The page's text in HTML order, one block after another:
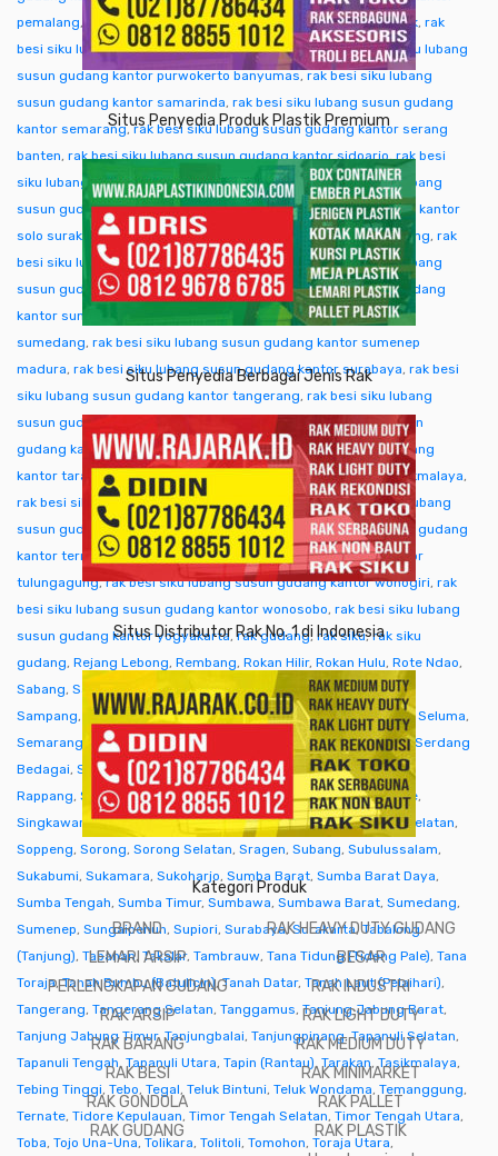
pemalang, rak besi siku lubang susun gudang kantor pontianak, rak
besi siku lubang susun gudang kantor purwakarta,rak besi siku lubang
susun gudang kantor purwokerto banyumas, rak besi siku lubang
susun gudang kantor samarinda, rak besi siku lubang susun gudang
kantor semarang,rak besi siku lubang susun gudang kantor serang
banten, rak besi siku lubang susun gudang kantor sidoarjo,rak besi
siku lubang susun gudang kantor singkawang,rak besi siku lubang
susun gudang kantor sofifi,rak besi siku lubang susun gudang kantor
solo surakarta,rak besi siku lubang susun gudang kantor sorong, rak
besi siku lubang susun gudang kantor subang,rak besi siku lubang
susun gudang kantor sukabumi,rak besi siku lubang susun gudang
kantor sumba ntt
rak besi siku lubang susun gudang kantor
sumedang, rak besi siku lubang susun gudang kantor sumenep
madura, rak besi siku lubang susun gudang kantor surabaya, rak besi
siku lubang susun gudang kantor tangerang, rak besi siku lubang
susun gudang kantor tangjung selor
rak besi siku lubang susun
gudang kantor tanjungpinang,rak besi siku lubang susun gudang
kantor tarakan, rak besi siku lubang susun gudang kantor tasikmalaya,
rak besi siku lubang susun gudang kantor tegal,rak besi siku lubang
susun gudang kantor temanggung,rak besi siku lubang susun gudang
kantor ternate tidore,rak besi siku lubang susun gudang kantor
tulungagung,rak besi siku lubang susun gudang kantor wonogiri, rak
besi siku lubang susun gudang kantor wonosobo, rak besi siku lubang
susun gudang kantor yogyakarta,rak gudang, rak siku,rak siku
gudang, Rejang Lebong, Rembang, Rokan Hilir, Rokan Hulu, Rote Ndao,
Sabang, Sabu Raijua ,Salatiga,Samarinda,Sambas,Samosir,
Sampang, Sanggau,Sarmi,Sarolangun,Sawahlunto,Sekadau,Seluma,
Semarang
Seram Bagian Barat Seram Bagian Timur,Serang,Serdang
Bedagai, Seruyan (Kuala Pembuang),Siak, Sibolga,Sidenreng
Rappang, Sidoarjo,Sigi,Sijunjung,Sikka,Simalungun,Simeulue,
Singkawang,Sinjai,Sintang,Situbondo,Sleman,Solok,Solok Selatan,
Soppeng, Sorong, Sorong Selatan, Sragen, Subang, Subulussalam,
Sukabumi, Sukamara, Sukoharjo, Sumba Barat, Sumba Barat Daya,
Sumba Tengah, Sumba Timur, Sumbawa, Sumbawa Barat, Sumedang,
Sumenep, Sungaipenuh, Supiori, Surabaya,Surakarta,Tabalong
(Tanjung), Tabanan, Takalar, Tambrauw, Tana Tidung (Tideng Pale), Tana
Toraja,Tanah Bumbu (Batulicin),Tanah Datar, Tanah Laut (Pelaihari),
Tangerang, Tangerang Selatan, Tanggamus, Tanjung Jabung Barat,
Tanjung Jabung Timur,Tanjungbalai, Tanjungpinang,Tapanuli Selatan,
Tapanuli Tengah, Tapanuli Utara, Tapin (Rantau), Tarakan,Tasikmalaya,
Tebing Tinggi, Tebo, Tegal, Teluk Bintuni, Teluk Wondama, Temanggung,
Ternate, Tidore Kepulauan, Timor Tengah Selatan, Timor Tengah Utara,
Toba, Tojo Una-Una, Tolikara, Tolitoli, Tomohon, Toraja Utara,
Situs Penyedia Produk Plastik Premium
Situs Penyedia Berbagai Jenis Rak
Situs Distributor Rak No. 1 di Indonesia
Kategori Produk
BRAND
LEMARI ARSIP
PERLENGKAPAN GUDANG
RAK ARSIP
RAK BARANG
RAK BESI
RAK GONDOLA
RAK GUDANG
RAK HEAVY DUTY GUDANG
BESAR
RAK INDUSTRI
RAK LIGHT DUTY
RAK MEDIUM DUTY
RAK MINIMARKET
RAK PALLET
RAK PLASTIK